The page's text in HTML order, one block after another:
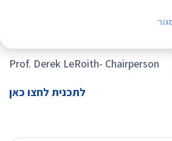
Prof. Derek LeRoith- Chairperson
לתכנית לחצו כאן